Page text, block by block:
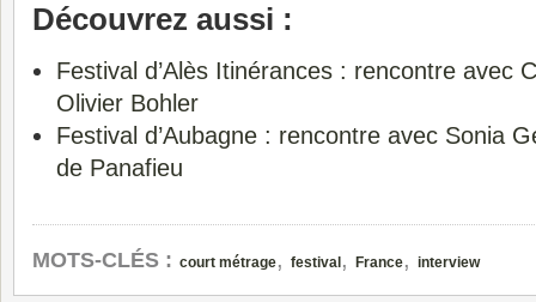
Découvrez aussi :
Festival d’Alès Itinérances : rencontre avec
Olivier Bohler
Festival d’Aubagne : rencontre avec Sonia
de Panafieu
MOTS-CLÉS : court métrage, festival , France, interview